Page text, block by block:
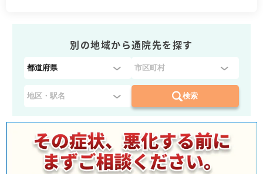
別の地域から通院先を探す
都
県
を
選
択
：
検索